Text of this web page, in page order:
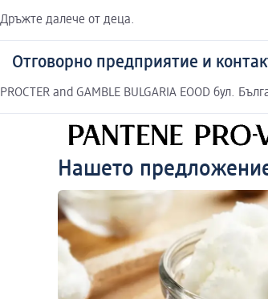
Дръжте далече от деца.
Отговорно предприятие и
PROCTER and GAMBLE BULGARIA EOOD бул.
Нашето